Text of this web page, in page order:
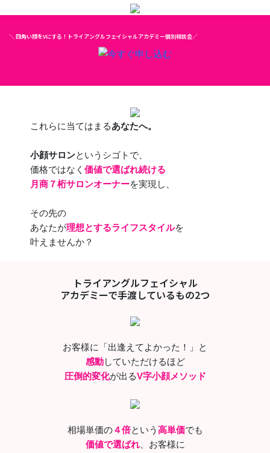
＼ 四角い顔をVにする！トライアングルフェイシャルアカデミー個別相談会／
これらに当てはまるあなたへ。
小顔サロンというシゴトで、
価格ではなく 価値で選ばれ続ける
月商７桁サロンオーナーを実現し、
その先の
あなたが理想とするライフスタイルを
叶えませんか？
トライアングルフェイシャル
アカデミーで手渡しているもの2つ
お客様に「出逢えてよかった！」と
感動していただけるほど
圧倒的変化が出るV字小顔メソッド
相場単価の４倍という 高単価でも
価値で選ばれ、お客様に